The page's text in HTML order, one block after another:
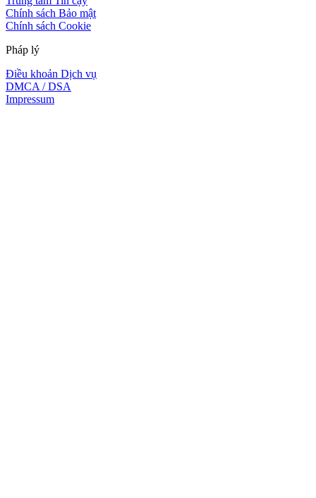
Chính sách Bảo mật
Chính sách Cookie
Pháp lý
Điều khoản Dịch vụ
DMCA / DSA
Impressum